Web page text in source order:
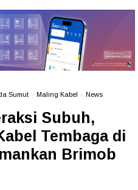
Sumut Maling Kabel News
Subuh,
Tembaga di
Brimob